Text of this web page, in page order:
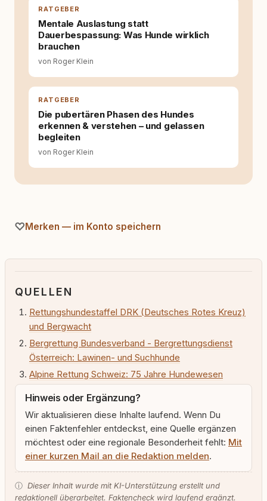
Inhalte so aufbereiten, dass sie verständlich,
fundiert und für unsere Leser wirklich
hilfreich sind? Ich glaube, dass Emotionen
allein nicht ausreichen. Gute Entscheidungen
Selbstreflexion und Bereitschaft zum
Hinterfragen zusammenkommen. Mit meinen
Texten möchte ich genau dazu beitragen.
RATGEBER
Mentale Auslastung statt
Dauerbespassung: Was Hunde wirklich
brauchen
von Roger Klein
RATGEBER
Die pubertären Phasen des Hundes
erkennen & verstehen – und gelassen
begleiten
von Roger Klein
Merken — im Konto speichern
QUELLEN
Rettungshundestaffel DRK (Deutsches Rotes Kreuz)
und Bergwacht
Bergrettung Bundesverband - Bergrettungsdienst
Österreich: Lawinen- und Suchhunde
Alpine Rettung Schweiz: 75 Jahre Hundewesen
Hinweis oder Ergänzung?
Wir aktualisieren diese Inhalte laufend. Wenn Du
einen Faktenfehler entdeckst, eine Quelle ergänzen
möchtest oder eine regionale Besonderheit fehlt: Mit
einer kurzen Mail an die Redaktion melden.
ⓘ Dieser Inhalt wurde mit KI-Unterstützung erstellt und
redaktionell überarbeitet. Faktencheck wird laufend ergänzt.